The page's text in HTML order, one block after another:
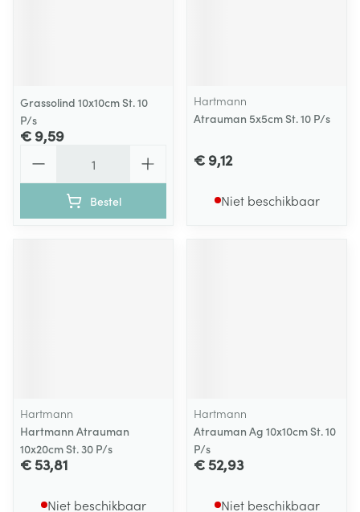
Grassolind 10x10cm St. 10
P/s
€ 9,59
Bestel
Hartmann
Atrauman 5x5cm St. 10 P/s
€ 9,12
Niet beschikbaar
Hartmann
Hartmann Atrauman
10x20cm St. 30 P/s
€ 53,81
Niet beschikbaar
Hartmann
Atrauman Ag 10x10cm St. 10
P/s
€ 52,93
Niet beschikbaar